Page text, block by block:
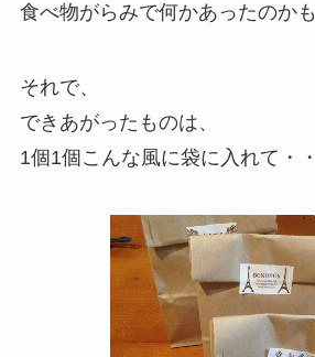
食べ物がらみで何かあったのかも
それで、
できあがったものは、
1個1個こんな風に袋に入れて・